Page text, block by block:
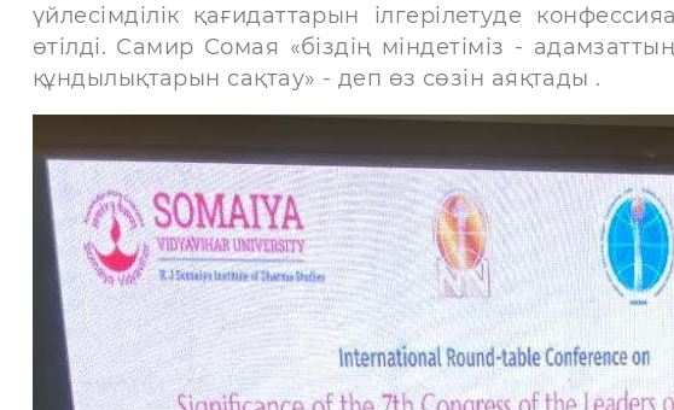
үйлесімділік қағидаттарын ілгерілетуде
өтілді. Самир Сомая «біздің міндетіміз -
құндылықтарын сақтау» - деп өз сөзін аяқтады .